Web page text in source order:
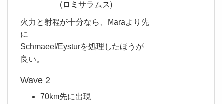
(ロミ サラムス)
火力と射程が十分なら、Maraより先
に
Schmaeel/Eysturを処理したほうが
良い。
Wave 2
70km先に出現